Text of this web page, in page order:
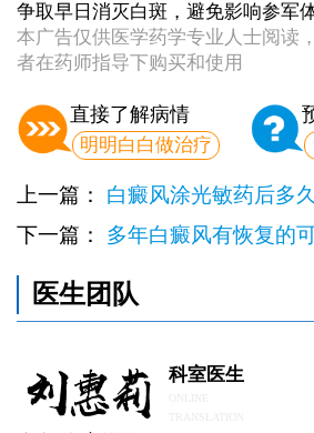
争取早日消灭白斑，避免影响参军
本广告仅供医学药学专业人士阅读
者在药师指导下购买和使用
直接了解病情
明明白白做治疗
上一篇： 白癜风涂光敏药后多
下一篇： 多年白癜风有恢复的
医生团队
科室医生